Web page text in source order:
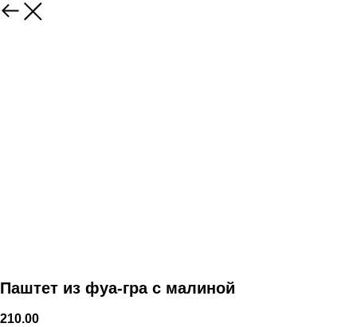
Паштет из фуа-гра с малиной
210.00